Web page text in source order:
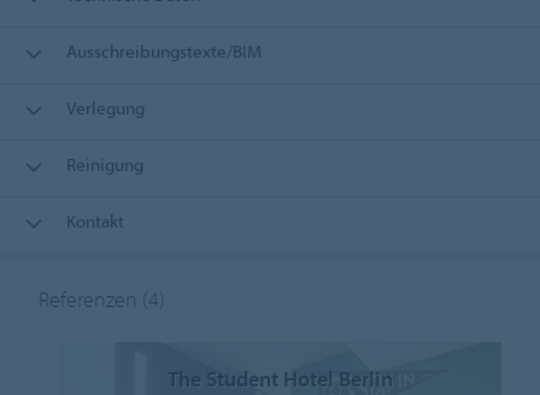
Ausschreibungstexte/BIM
Verlegung
Reinigung
Kontakt
Referenzen (4)
The Student Hotel Berlin